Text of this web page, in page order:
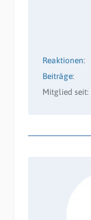
Reaktionen
Beiträge
Mitglied seit